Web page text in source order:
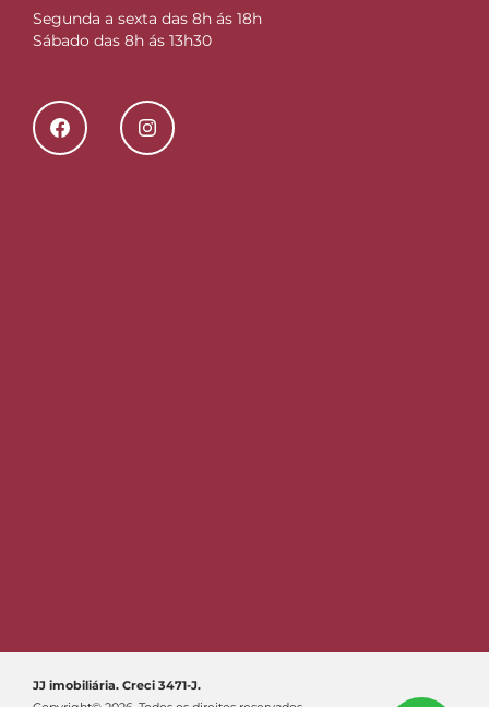
Segunda a sexta das 8h ás 18h
Sábado das 8h ás 13h30
JJ imobiliária. Creci 3471-J.